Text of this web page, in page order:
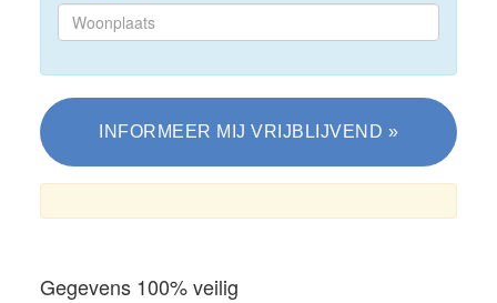
Gegevens 100% veilig